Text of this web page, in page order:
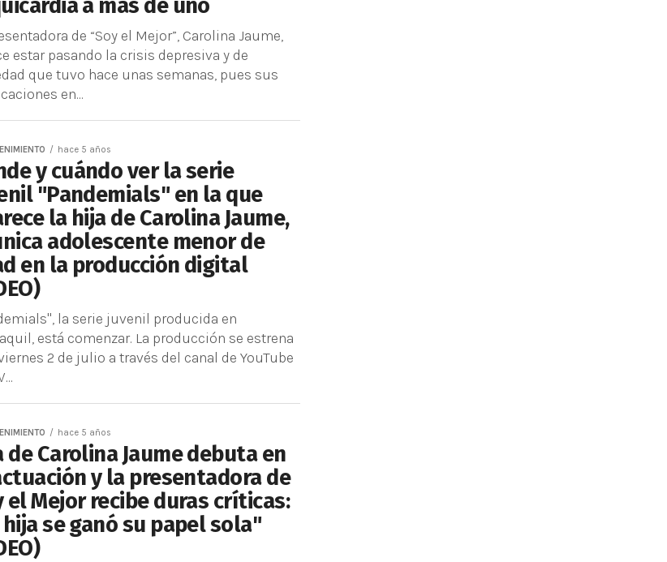
a más de uno
de “Soy el Mejor”, Carolina Jaume,
estar pasando la crisis depresiva y de
que tuvo hace unas semanas, pues sus
en...
hace 5 años
y cuándo ver la serie
"Pandemials" en la que
la hija de Carolina Jaume,
adolescente menor de
en la producción digital
la serie juvenil producida en
está comenzar. La producción se estrena
2 de julio a través del canal de YouTube
hace 5 años
de Carolina Jaume debuta en
y la presentadora de
el Mejor recibe duras críticas:
hija se ganó su papel sola"